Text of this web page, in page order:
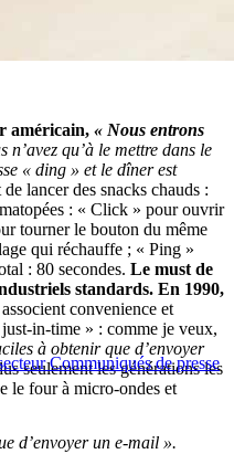
Communiqués de presse
américain, « Nous entrons
n’avez qu’à le mettre dans le
« ding » et le dîner est
lancer des snacks chauds :
: « Click » pour ouvrir
tourner le bouton du même
qui réchauffe ; « Ping »
: 80 secondes. Le must de
standards. En 1990,
convenience et
in-time » : comme je veux,
à obtenir que d’envoyer
seulement les générations les
le four à micro-ondes et
d’envoyer un e-mail ».